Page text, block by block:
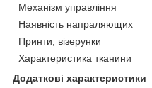
Механізм управління
Наявність напраляющих
Принти, візерунки
Характеристика тканини
Додаткові характеристики